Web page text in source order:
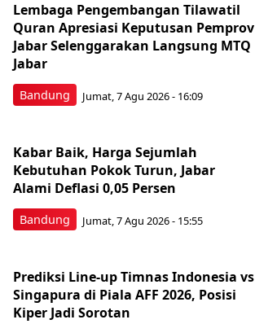
Bandung
Lembaga Pengembangan Tilawatil
Quran Apresiasi Keputusan Pemprov
Jabar Selenggarakan Langsung MTQ
Jabar
Jumat, 7 Agu 2026 - 16:09
Bandung
Kabar Baik, Harga Sejumlah
Kebutuhan Pokok Turun, Jabar
Alami Deflasi 0,05 Persen
Jumat, 7 Agu 2026 - 15:55
Prediksi Line-up Timnas Indonesia vs
Singapura di Piala AFF 2026, Posisi
Kiper Jadi Sorotan